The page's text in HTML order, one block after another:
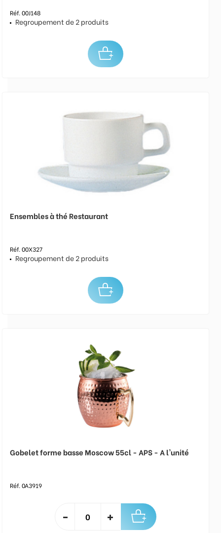
Réf. 00J148
Regroupement de 2 produits
Ensembles à thé Restaurant
Réf. 00X327
Regroupement de 2 produits
Gobelet forme basse Moscow 55cl - APS - A l'unité
Réf. 0A3919